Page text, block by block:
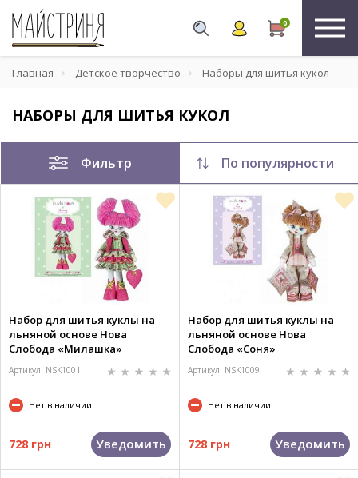
0
Главная Детское творчество Наборы для шитья кукол
НАБОРЫ ДЛЯ ШИТЬЯ КУКОЛ
Фильтр По популярности
Набор для шитья куклы на
льняной основе Нова
Слобода «Милашка»
Артикул: NSK1001
Нет в наличии
728 грн Уведомить
Набор для шитья куклы на
льняной основе Нова
Слобода «Соня»
Артикул: NSK1009
Нет в наличии
728 грн Уведомить